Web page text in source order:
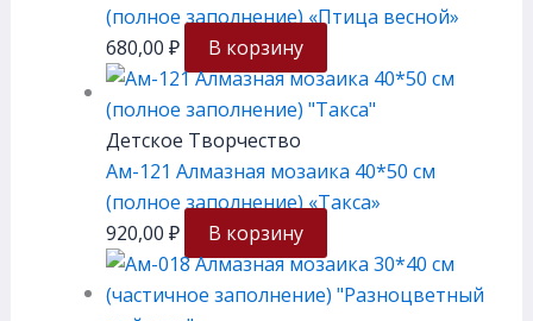
(полное заполнение) «Птица весной»
680,00 ₽ В корзину
Детское Творчество
Ам-121 Алмазная мозаика 40*50 см
(полное заполнение) «Такса»
920,00 ₽ В корзину